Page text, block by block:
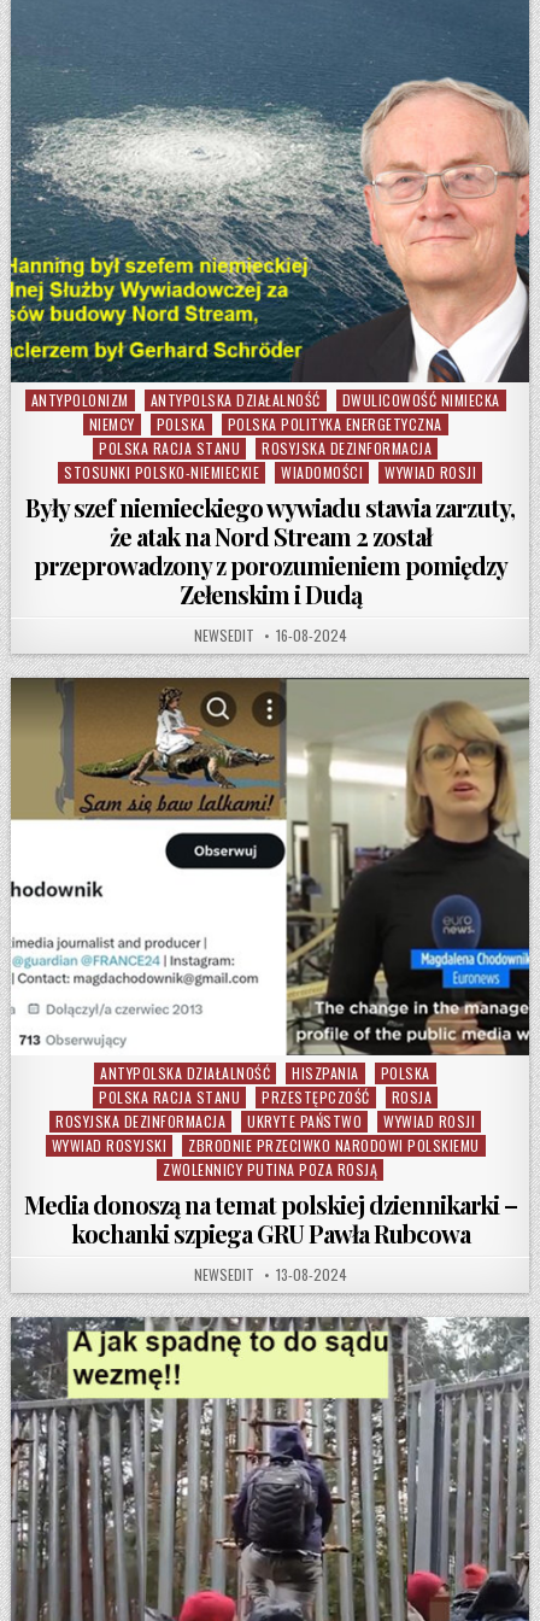
Posted in
ANTYPOLONIZM ANTYPOLSKA DZIAŁALNOŚĆ
DWULICOWOŚĆ NIMIECKA
NIEMCY
POLSKA
POLSKA POLITYKA ENERGETYCZNA
POLSKA RACJA STANU
ROSYJSKA DEZINFORMACJA
STOSUNKI POLSKO-NIEMIECKIE
WIADOMOŚCI WYWIAD ROSJI
Były szef niemieckiego wywiadu stawia zarzuty,
że atak na Nord Stream 2 został
przeprowadzony z porozumieniem pomiędzy
Zełenskim i Dudą
AUTHOR:
NEWSEDIT PUBLISHED DATE:
16-08-2024
Posted in
ANTYPOLSKA DZIAŁALNOŚĆ HISZPANIA
POLSKA
POLSKA RACJA STANU
PRZESTĘPCZOŚĆ
ROSJA
ROSYJSKA DEZINFORMACJA
UKRYTE PAŃSTWO
WYWIAD ROSJI
WYWIAD ROSYJSKI
ZBRODNIE PRZECIWKO NARODOWI POLSKIEMU
ZWOLENNICY PUTINA POZA ROSJĄ
Media donoszą na temat polskiej dziennikarki –
kochanki szpiega GRU Pawła Rubcowa
AUTHOR:
NEWSEDIT PUBLISHED DATE:
13-08-2024